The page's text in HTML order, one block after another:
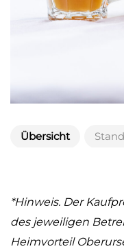
Übersicht
*Hinweis. Der
des jeweiligen
Heimvorteil